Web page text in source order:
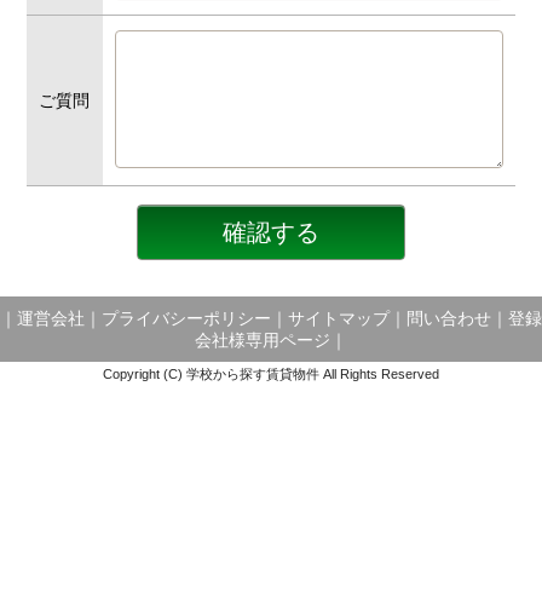
ご質問
運営会社 プライバシーポリシー サイトマップ｜ 問い合わせ
登録
会社様専用ページ
Copyright (C) 学校から探す賃貸物件 All Rights Reserved